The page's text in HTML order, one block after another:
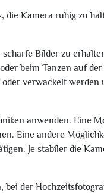
Kamera ruhig zu
Bilder zu
beim Tanzen auf
verwackelt werden
anwenden. Eine
Eine andere
Je stabiler die
der